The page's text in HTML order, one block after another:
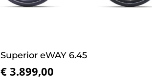
Superior eWAY 6.45
€ 3.899,00